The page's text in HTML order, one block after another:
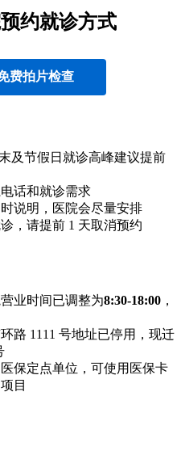
约就诊方式
费拍片检查
及节假日就诊高峰建议提前
话和就诊需求
说明，医院会尽量安排
，请提前 1 天取消预约
营业时间已调整为8:30-18:00 ，
环路 1111 号地址已停用，现迁
医保定点单位，可使用医保卡
目